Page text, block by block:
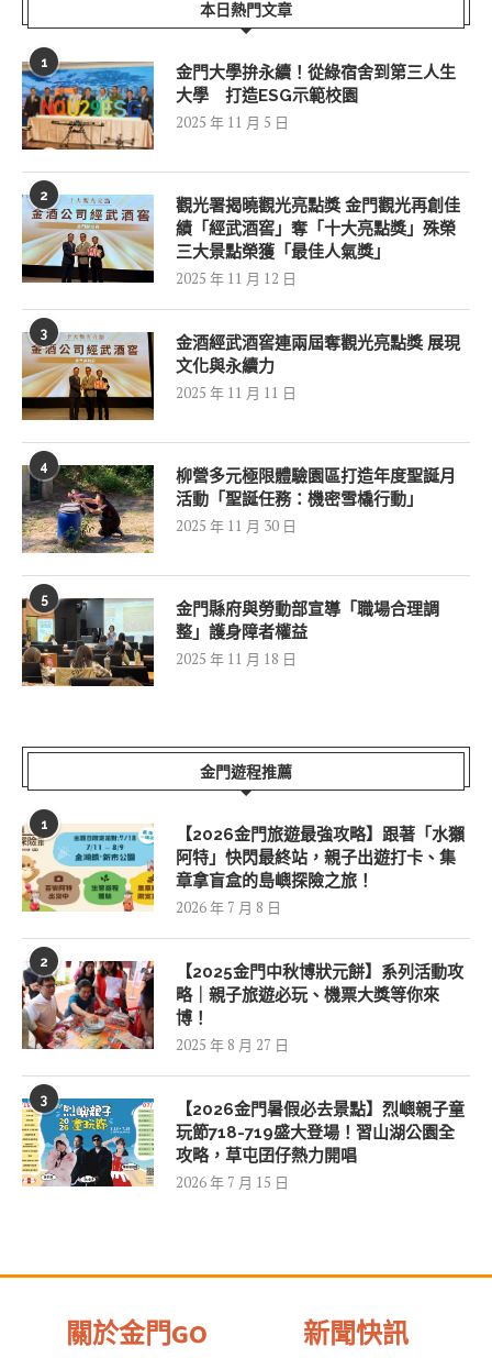
本日熱門文章
1
金門大學拚永續！從綠宿舍到第三人生
大學 打造ESG示範校園
2025 年 11 月 5 日
2
觀光署揭曉觀光亮點獎 金門觀光再創佳
績「經武酒窖」奪「十大亮點獎」殊榮
三大景點榮獲「最佳人氣獎」
2025 年 11 月 12 日
3
金酒經武酒窖連兩屆奪觀光亮點獎 展現
文化與永續力
2025 年 11 月 11 日
4
柳營多元極限體驗園區打造年度聖誕月
活動「聖誕任務：機密雪橇行動」
2025 年 11 月 30 日
5
金門縣府與勞動部宣導「職場合理調
整」護身障者權益
2025 年 11 月 18 日
金門遊程推薦
1
【2026金門旅遊最強攻略】跟著「水獺
阿特」快閃最終站，親子出遊打卡、集
章拿盲盒的島嶼探險之旅！
2026 年 7 月 8 日
2
【2025金門中秋博狀元餅】系列活動攻
略｜親子旅遊必玩、機票大獎等你來
博！
2025 年 8 月 27 日
3
【2026金門暑假必去景點】烈嶼親子童
玩節718-719盛大登場！習山湖公園全
攻略，草屯囝仔熱力開唱
2026 年 7 月 15 日
關於金門GO 新聞快訊